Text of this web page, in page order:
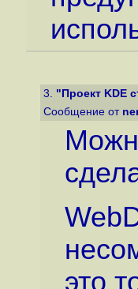
3. "Проект KDE
Сообщение от
это